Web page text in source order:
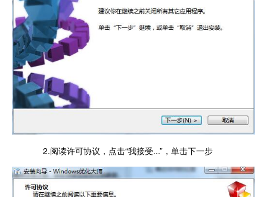
2.阅读许可协议，点击“我接受...”，单击下一步